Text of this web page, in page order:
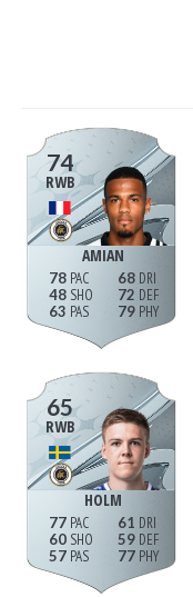
74
RWB
AMIAN
78
48
63
68
72
79
65
RWB
HOLM
77
60
57
61
59
77